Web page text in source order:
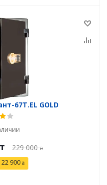
67T.EL GOLD
229 000
22 900